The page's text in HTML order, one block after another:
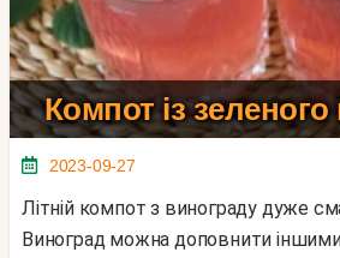
Компот із
2023-09-27
Літній компот з винограду дуже смачний і корисний.
Виноград можна доповнити